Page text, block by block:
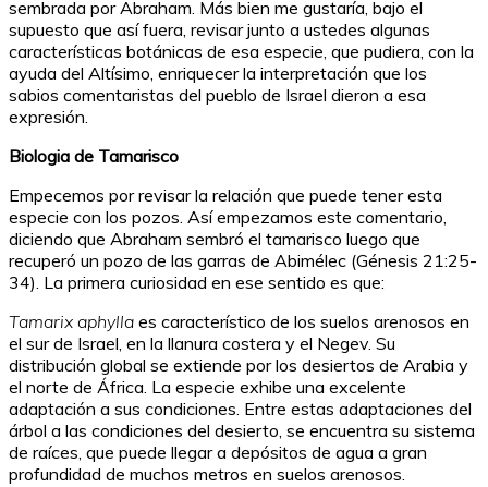
sembrada por Abraham. Más bien me gustaría, bajo el
supuesto que así fuera, revisar junto a ustedes algunas
características botánicas de esa especie, que pudiera, con la
ayuda del Altísimo, enriquecer la interpretación que los
sabios comentaristas del pueblo de Israel dieron a esa
expresión.
Biologia de Tamarisco
Empecemos por revisar la relación que puede tener esta
especie con los pozos. Así empezamos este comentario,
diciendo que Abraham sembró el tamarisco luego que
recuperó un pozo de las garras de Abimélec (Génesis 21:25-
34). La primera curiosidad en ese sentido es que:
Tamarix aphylla es característico de los suelos arenosos en
el sur de Israel, en la llanura costera y el Negev. Su
distribución global se extiende por los desiertos de Arabia y
el norte de África. La especie exhibe una excelente
adaptación a sus condiciones. Entre estas adaptaciones del
árbol a las condiciones del desierto, se encuentra su sistema
de raíces, que puede llegar a depósitos de agua a gran
profundidad de muchos metros en suelos arenosos.